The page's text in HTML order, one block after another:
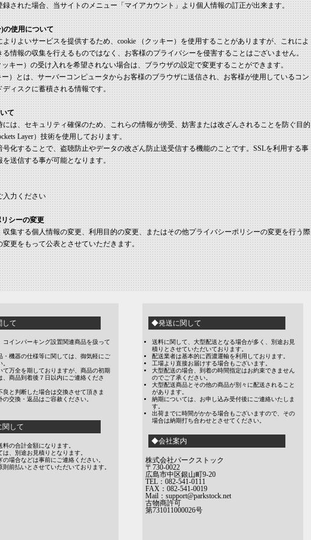
録された場合、当サイトのメニュー「マイアカウント」より個人情報の訂正が出来ます。
の使用について
よりよいサービスを提供するため、cookie （クッキー）を使用することがありますが、これによ
る情報の収集を行えるものではなく、お客様のプライバシーを侵害することはございません。
ッキー）の受け入れを希望されない場合は、ブラウザの設定で変更することができます。
）とは、サーバーコンピュータからお客様のブラウザに送信され、お客様が使用しているコン
ディスクに蓄積される情報です。
て
には、セキュリティ確保のため、これらの情報が傍受、妨害または改ざんされることを防ぐ目的
Layer）技術を使用しております。
化することで、盗聴防止やデータの改ざん防止送受信する機能のことです。SSLを利用する事
を送信する事が可能となります。
入力ください
シーの変更
収集する個人情報の変更、利用目的の変更、またはその他プライバシーポリシーの変更を行う際
変更をもって公表とさせていただきます。
て
コインパーキング設置関連商品を扱って
・機器の仕様等に関しては、御気軽にご
て万全を期しておりますが、商品の初期
、商品到着後７日以内にご連絡くださ
良と判断した場合は交換させて頂きま
の交換・返品はご容赦ください。
して
料の合計金額になります。
は、別途お見積りとなります。
の場合などは事前にご連絡ください。
則前払いとさせていただいております。
◆発送に関して
送料に関して、大型配送となる場合が多く、別途お見
積りとさせていただいております。
配送業者は基本的に西濃運輸を利用しております。
工場より直接お届けする場合もございます。
大型配送の場合、到着の時間指定はお約束できません
のでご了承ください。
大型配送商品とその他の商品が別々に配送されること
があります。
納期については、お申し込み受付後にご連絡いたしま
す。
出荷までに時間がかかる場合もございますので、その
場合は納期打ち合わせとさせてください。
◆会社案内
株式会社パークストック
〒730-0022
広島市中区銀山町9-20
TEL：082-541-0111
FAX：082-541-0019
Mail：support@parkstock.net
古物商許可
第731011000026号